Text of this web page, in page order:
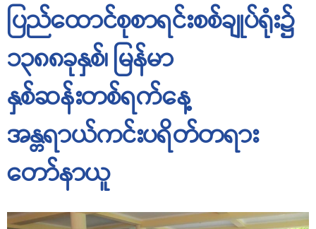
ပြည်ထောင်စုစာရင်းစစ်ချုပ်ရုံး၌
၁၃၈၈ခုနှစ်၊ မြန်မာ
နှစ်ဆန်းတစ်ရက်နေ့
အန္တရာယ်ကင်းပရိတ်တရား
တော်နာယူ